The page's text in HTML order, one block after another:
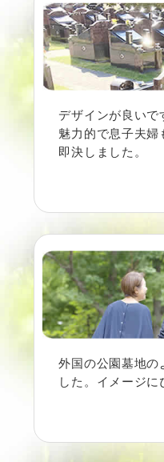
デザインが良いで
魅力的で息子夫婦
即決しました。
外国の公園墓地の
した。イメージに